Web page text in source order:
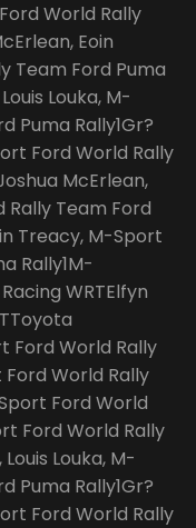
World Rally
Eoin
Team Ford Puma
Louka, M-
Puma Rally1Gr?
Ford World Rally
McErlean,
Rally Team Ford
Treacy, M-Sport
Rally1M-
WRTElfyn
Ford World Rally
World Rally
Ford World
Ford World Rally
Louka, M-
Puma Rally1Gr?
Ford World Rally